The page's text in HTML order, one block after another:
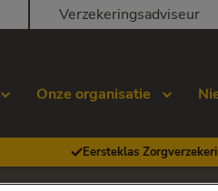
Verzekeringsadviseur
Onze organisatie
Eersteklas